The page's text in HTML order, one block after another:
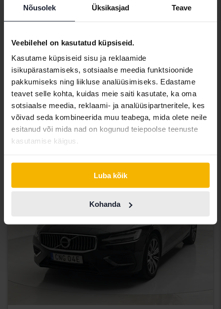
Nõusolek Üksikasjad Teave
Veebilehel on kasutatud küpsiseid.
Kasutame küpsiseid sisu ja reklaamide
isikupärastamiseks, sotsiaalse meedia funktsioonide
pakkumiseks ning liikluse analüüsimiseks. Edastame
teavet selle kohta, kuidas meie saiti kasutate, ka oma
sotsiaalse meedia, reklaami- ja analüüsipartneritele, kes
võivad seda kombineerida muu teabega, mida olete neile
esitanud või mida nad on kogunud teiepoolse teenuste
kasutamise käigus.
Luba kõik
Kohanda
D4
2020
86 730 km
Diisel
Kungälv (Ellesbo)
Juhtiv pakkumine: 196 000 SEK
Koos rahastamisega 1 670 SEK/kuu
Osta otse